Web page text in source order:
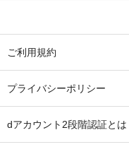
ご利用規約
プライバシーポリシー
dアカウント2段階認証とは